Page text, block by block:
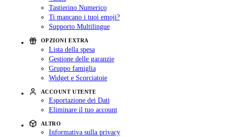
Tastierino Numerico
Ti mancano i tuoi emoji?
Supporto Multilingue
OPZIONI EXTRA
Lista della spesa
Gestione delle garanzie
Gruppo famiglia
Widget e Scorciatoie
ACCOUNT UTENTE
Esportazione dei Dati
Eliminare il tuo account
ALTRO
Informativa sulla privacy